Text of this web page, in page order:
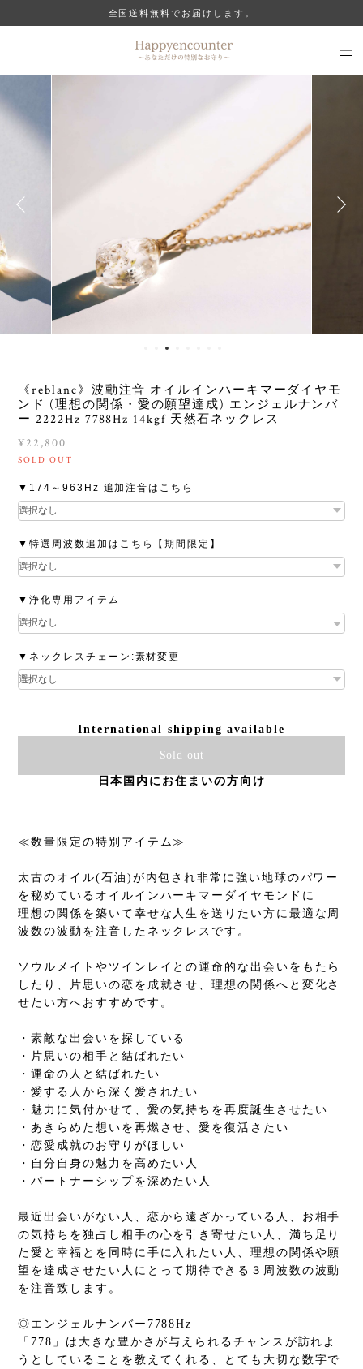
全国送料無料でお届けします。
《reblanc》波動注音 オイルインハーキマーダイヤモ
ンド (理想の関係・愛の願望達成) エンジェルナンバ
ー 2222Hz 7788Hz 14kgf 天然石ネックレス
¥22,800
SOLD OUT
▼174～963Hz 追加注音はこちら
▼特選周波数追加はこちら【期間限定】
▼浄化専用アイテム
▼ネックレスチェーン:素材変更
International shipping available
Sold out
日本国内にお住まいの方向け
≪数量限定の特別アイテム≫
太古のオイル(石油)が内包され非常に強い地球のパワー
を秘めているオイルインハーキマーダイヤモンドに
理想の関係を築いて幸せな人生を送りたい方に最適な周
波数の波動を注音したネックレスです。
ソウルメイトやツインレイとの運命的な出会いをもたら
したり、片思いの恋を成就させ、理想の関係へと変化さ
せたい方へおすすめです。
・素敵な出会いを探している
・片思いの相手と結ばれたい
・運命の人と結ばれたい
・愛する人から深く愛されたい
・魅力に気付かせて、愛の気持ちを再度誕生させたい
・あきらめた想いを再燃させ、愛を復活さたい
・恋愛成就のお守りがほしい
・自分自身の魅力を高めたい人
・パートナーシップを深めたい人
最近出会いがない人、恋から遠ざかっている人、お相手
の気持ちを独占し相手の心を引き寄せたい人、満ち足り
た愛と幸福とを同時に手に入れたい人、理想の関係や願
望を達成させたい人にとって期待できる３周波数の波動
を注音致します。
◎エンジェルナンバー7788Hz
「778」は大きな豊かさが与えられるチャンスが訪れよ
うとしていることを教えてくれる、とても大切な数字で